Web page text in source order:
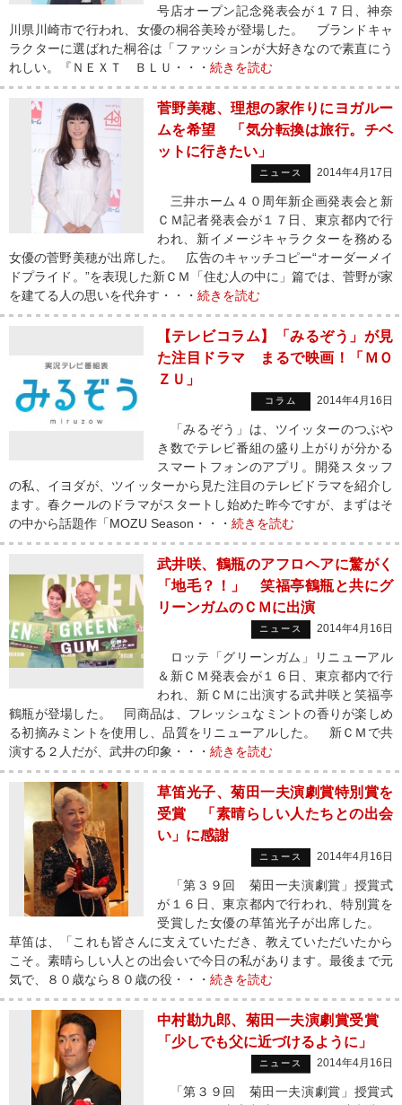
号店オープン記念発表会が１７日、神奈
川県川崎市で行われ、女優の桐谷美玲が登場した。 ブランドキャ
ラクターに選ばれた桐谷は「ファッションが大好きなので素直にう
れしい。『ＮＥＸＴ ＢＬＵ・・・ 続きを読む
菅野美穂、理想の家作りにヨガルー
ムを希望 「気分転換は旅行。チベ
ットに行きたい」
ニュース 2014年4月17日
三井ホーム４０周年新企画発表会と新
ＣＭ記者発表会が１７日、東京都内で行
われ、新イメージキャラクターを務める
女優の菅野美穂が出席した。 広告のキャッチコピー“オーダーメイ
ドプライド。”を表現した新ＣＭ「住む人の中に」篇では、菅野が家
を建てる人の思いを代弁す・・・ 続きを読む
【テレビコラム】「みるぞう」が見
た注目ドラマ まるで映画！「ＭＯ
ＺＵ」
コラム 2014年4月16日
「みるぞう」は、ツイッターのつぶや
き数でテレビ番組の盛り上がりが分かる
スマートフォンのアプリ。開発スタッフ
の私、イヨダが、ツイッターから見た注目のテレビドラマを紹介し
ます。春クールのドラマがスタートし始めた昨今ですが、まずはそ
の中から話題作「MOZU Season・・・ 続きを読む
武井咲、鶴瓶のアフロヘアに驚がく
「地毛？！」 笑福亭鶴瓶と共にグ
リーンガムのＣＭに出演
ニュース 2014年4月16日
ロッテ「グリーンガム」リニューアル
＆新ＣＭ発表会が１６日、東京都内で行
われ、新ＣＭに出演する武井咲と笑福亭
鶴瓶が登場した。 同商品は、フレッシュなミントの香りが楽しめ
る初摘みミントを使用し、品質をリニューアルした。 新ＣＭで共
演する２人だが、武井の印象・・・ 続きを読む
草笛光子、菊田一夫演劇賞特別賞を
受賞 「素晴らしい人たちとの出会
い」に感謝
ニュース 2014年4月16日
「第３９回 菊田一夫演劇賞」授賞式
が１６日、東京都内で行われ、特別賞を
受賞した女優の草笛光子が出席した。
草笛は、「これも皆さんに支えていただき、教えていただいたから
こそ。素晴らしい人との出会いで今日の私があります。最後まで元
気で、８０歳なら８０歳の役・・・ 続きを読む
中村勘九郎、菊田一夫演劇賞受賞
「少しでも父に近づけるように」
ニュース 2014年4月16日
「第３９回 菊田一夫演劇賞」授賞式